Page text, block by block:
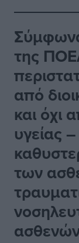
της
από
και όχι
υγείας
των